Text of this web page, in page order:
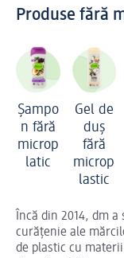
Produse fără
Șampo
n fără
microp
latic
Gel de
duș
fără
microp
lastic
Încă din 2014, dm
curățenie ale
de plastic cu